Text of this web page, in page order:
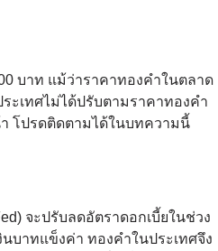
บาท แม้ว่าราคาทองคำในตลาด
ะเทศไม่ได้ปรับตามราคาทองคำ
โปรดติดตามได้ในบทความนี้
จะปรับลดอัตราดอกเบี้ยในช่วง
บาทแข็งค่า ทองคำในประเทศจึง